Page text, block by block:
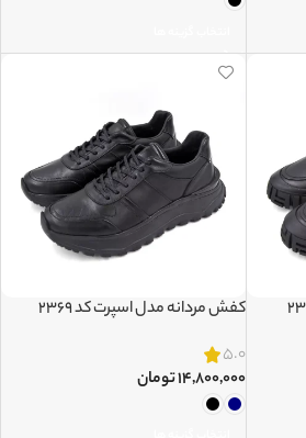
کفش مردانه مدل اسپرت کد 2369
5.0
۱۴,۸۰۰,۰۰۰تومان